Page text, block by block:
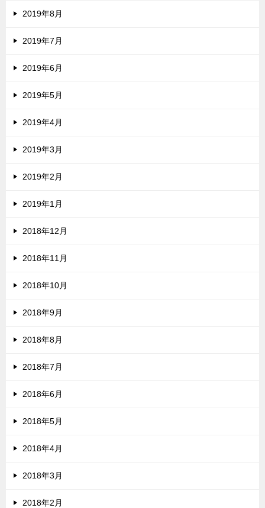
2019年8月
2019年7月
2019年6月
2019年5月
2019年4月
2019年3月
2019年2月
2019年1月
2018年12月
2018年11月
2018年10月
2018年9月
2018年8月
2018年7月
2018年6月
2018年5月
2018年4月
2018年3月
2018年2月